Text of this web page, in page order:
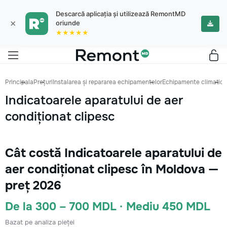
×
Descarcă aplicația și utilizează RemontMD
oriunde
★★★★★
PrincipalaPrețuriInstalarea și repararea echipamentelorEchipamente climatice
Indicatoarele aparatului de aer
condiționat clipesc
Cât costă Indicatoarele aparatului de
aer condiționat clipesc în Moldova —
preț 2026
De la 300 – 700 MDL · Mediu 450 MDL
Bazat pe analiza pieței